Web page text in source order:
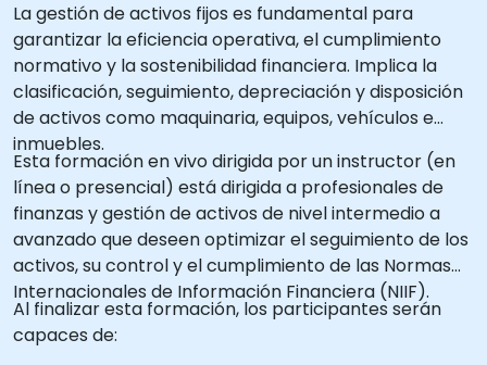
La gestión de activos fijos es fundamental para
garantizar la eficiencia operativa, el cumplimiento
normativo y la sostenibilidad financiera. Implica la
clasificación, seguimiento, depreciación y disposición
de activos como maquinaria, equipos, vehículos e
inmuebles.
Esta formación en vivo dirigida por un instructor (en
línea o presencial) está dirigida a profesionales de
finanzas y gestión de activos de nivel intermedio a
avanzado que deseen optimizar el seguimiento de los
activos, su control y el cumplimiento de las Normas
Internacionales de Información Financiera (NIIF).
Al finalizar esta formación, los participantes serán
capaces de: